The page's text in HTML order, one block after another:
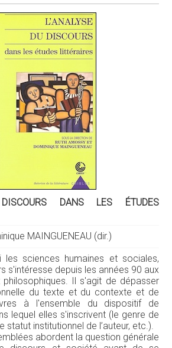
DANS LES ÉTUDES
MAINGUENEAU (dir.)
les sciences humaines et sociales,
s'intéresse depuis les années 90 aux
Il s'agit de dépasser
du texte et du contexte et de
à l'ensemble du dispositif de
lequel elles s'inscrivent (le genre de
statut institutionnel de l’auteur, etc.).
abordent la question générale